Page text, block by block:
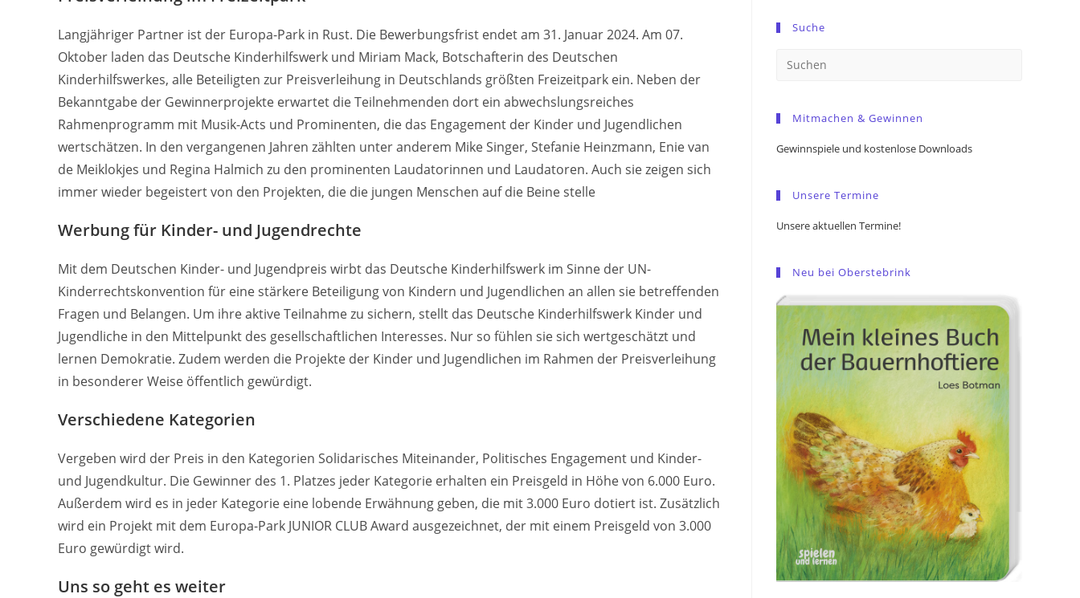
Langjähriger Partner ist der Europa-Park in Rust. Die Bewerbungsfrist endet am 31. Januar 2024. Am 07.
Oktober laden das Deutsche Kinderhilfswerk und Miriam Mack, Botschafterin des Deutschen
Kinderhilfswerkes, alle Beteiligten zur Preisverleihung in Deutschlands größten Freizeitpark ein. Neben der
Bekanntgabe der Gewinnerprojekte erwartet die Teilnehmenden dort ein abwechslungsreiches
Rahmenprogramm mit Musik-Acts und Prominenten, die das Engagement der Kinder und Jugendlichen
wertschätzen. In den vergangenen Jahren zählten unter anderem Mike Singer, Stefanie Heinzmann, Enie van
de Meiklokjes und Regina Halmich zu den prominenten Laudatorinnen und Laudatoren. Auch sie zeigen sich
immer wieder begeistert von den Projekten, die die jungen Menschen auf die Beine stelle
Werbung für Kinder- und Jugendrechte
Mit dem Deutschen Kinder- und Jugendpreis wirbt das Deutsche Kinderhilfswerk im Sinne der UN-
Kinderrechtskonvention für eine stärkere Beteiligung von Kindern und Jugendlichen an allen sie betreffenden
Fragen und Belangen. Um ihre aktive Teilnahme zu sichern, stellt das Deutsche Kinderhilfswerk Kinder und
Jugendliche in den Mittelpunkt des gesellschaftlichen Interesses. Nur so fühlen sie sich wertgeschätzt und
lernen Demokratie. Zudem werden die Projekte der Kinder und Jugendlichen im Rahmen der Preisverleihung
in besonderer Weise öffentlich gewürdigt.
Verschiedene Kategorien
Vergeben wird der Preis in den Kategorien Solidarisches Miteinander, Politisches Engagement und Kinder-
und Jugendkultur. Die Gewinner des 1. Platzes jeder Kategorie erhalten ein Preisgeld in Höhe von 6.000 Euro.
Außerdem wird es in jeder Kategorie eine lobende Erwähnung geben, die mit 3.000 Euro dotiert ist. Zusätzlich
wird ein Projekt mit dem Europa-Park JUNIOR CLUB Award ausgezeichnet, der mit einem Preisgeld von 3.000
Euro gewürdigt wird.
Uns so geht es weiter
Suche
Mitmachen & Gewinnen
Gewinnspiele und kostenlose Downloads
Unsere Termine
Unsere aktuellen Termine!
Neu bei Oberstebrink